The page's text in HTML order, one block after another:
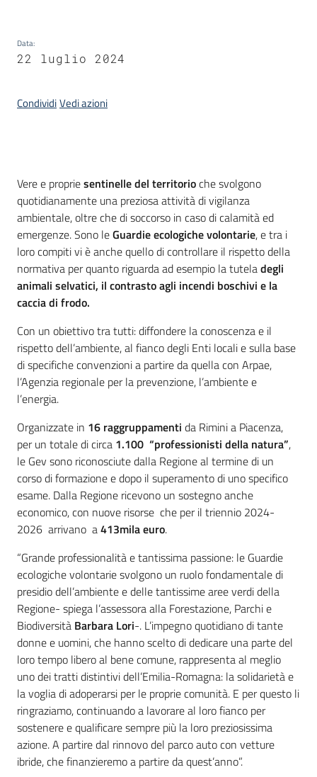
Data:
22 luglio 2024
CondividiVedi azioni
Introduzione
Vere e propriesentinelle del territorioche svolgono
quotidianamente una preziosa attività di vigilanza
ambientale, oltre che di soccorso in caso di calamità ed
emergenze. Sono leGuardie ecologiche volontarie, e tra i
loro compiti vi è anche quello di controllare il rispetto della
normativa per quanto riguarda ad esempio la tuteladegli
animali selvatici, il contrasto agli incendi boschivi e la
caccia di frodo.
Con un obiettivo tra tutti: diffondere la conoscenza e il
rispetto dell’ambiente, al fianco degli Enti locali e sulla base
di specifiche convenzioni a partire da quella con Arpae,
l’Agenzia regionale per la prevenzione, l’ambiente e
l’energia.
Organizzate in 16 raggruppamenti da Rimini a Piacenza,
per un totale di circa 1.100 “professionisti della natura”,
le Gev sono riconosciute dalla Regione al termine di un
corso di formazione e dopo il superamento di uno specifico
esame. Dalla Regione ricevono un sostegno anche
economico, con nuove risorse che per il triennio 2024-
2026 arrivano a413mila euro.
“Grande professionalità e tantissima passione: le Guardie
ecologiche volontarie svolgono un ruolo fondamentale di
presidio dell’ambiente e delle tantissime aree verdi della
Regione- spiega l’assessora alla Forestazione, Parchi e
Biodiversità Barbara Lori-. L’impegno quotidiano di tante
donne e uomini, che hanno scelto di dedicare una parte del
loro tempo libero al bene comune, rappresenta al meglio
uno dei tratti distintivi dell’Emilia-Romagna: la solidarietà e
la voglia di adoperarsi per le proprie comunità. E per questo li
ringraziamo, continuando a lavorare al loro fianco per
sostenere e qualificare sempre più la loro preziosissima
azione. A partire dal rinnovo del parco auto con vetture
ibride, che finanzieremo a partire da quest’anno”.